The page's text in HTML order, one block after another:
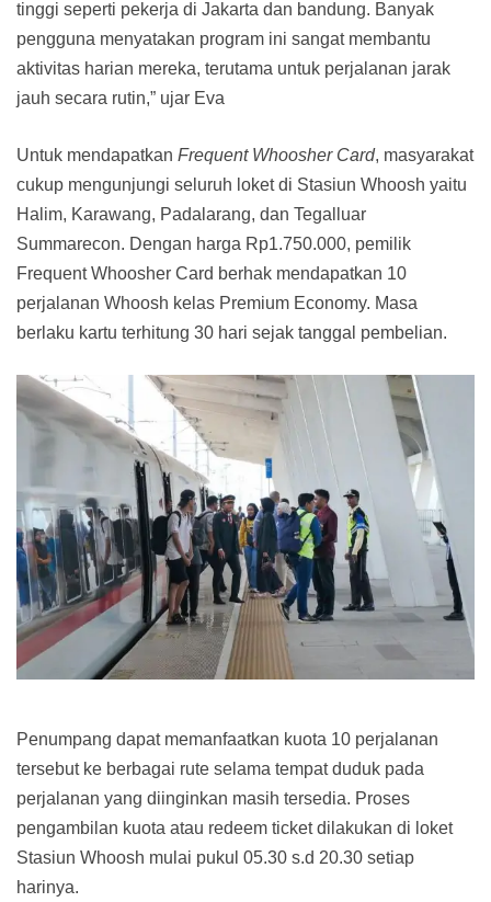
tinggi seperti pekerja di Jakarta dan bandung. Banyak
pengguna menyatakan program ini sangat membantu
aktivitas harian mereka, terutama untuk perjalanan jarak
jauh secara rutin,” ujar Eva
Untuk mendapatkan Frequent Whoosher Card, masyarakat
cukup mengunjungi seluruh loket di Stasiun Whoosh yaitu
Halim, Karawang, Padalarang, dan Tegalluar
Summarecon. Dengan harga Rp1.750.000, pemilik
Frequent Whoosher Card berhak mendapatkan 10
perjalanan Whoosh kelas Premium Economy. Masa
berlaku kartu terhitung 30 hari sejak tanggal pembelian.
Penumpang dapat memanfaatkan kuota 10 perjalanan
tersebut ke berbagai rute selama tempat duduk pada
perjalanan yang diinginkan masih tersedia. Proses
pengambilan kuota atau redeem ticket dilakukan di loket
Stasiun Whoosh mulai pukul 05.30 s.d 20.30 setiap
harinya.